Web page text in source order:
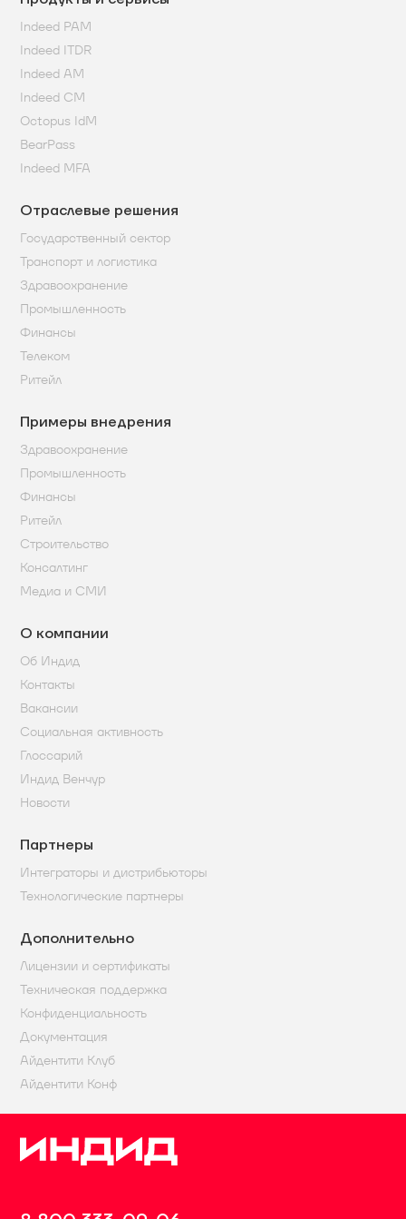
Indeed PAM
Indeed ITDR
Indeed AM
Indeed CM
Octopus IdM
BearPass
Indeed MFA
Отраслевые решения
Государственный сектор
Транспорт и логистика
Здравоохранение
Промышленность
Финансы
Телеком
Ритейл
Примеры внедрения
Здравоохранение
Промышленность
Финансы
Ритейл
Строительство
Консалтинг
Медиа и СМИ
О компании
Об Индид
Контакты
Вакансии
Социальная активность
Глоссарий
Индид Венчур
Новости
Партнеры
Интеграторы и дистрибьюторы
Технологические партнеры
Дополнительно
Лицензии и сертификаты
Техническая поддержка
Конфиденциальность
Документация
Айдентити Клуб
Айдентити Конф